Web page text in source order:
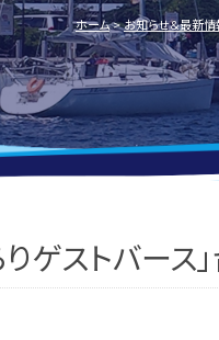
ホーム お知らせ＆最新情
ゲストバース